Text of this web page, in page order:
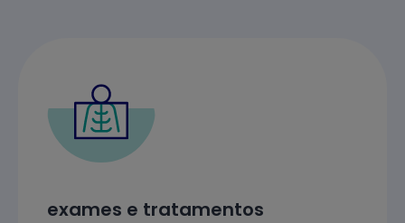
exames e tratamentos